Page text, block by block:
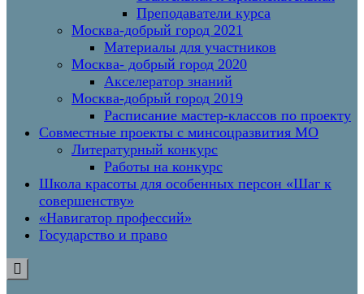
Преподаватели курса
Москва-добрый город 2021
Материалы для участников
Москва- добрый город 2020
Акселератор знаний
Москва-добрый город 2019
Расписание мастер-классов по проекту
Совместные проекты с минсоцразвития МО
Литературный конкурс
Работы на конкурс
Школа красоты для особенных персон «Шаг к
совершенству»
«Навигатор профессий»
Государство и право